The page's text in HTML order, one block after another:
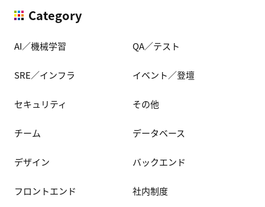
Category
AI／機械学習 QA／テスト
SRE／インフラ イベント／登壇
セキュリティ その他
チーム データベース
デザイン バックエンド
フロントエンド 社内制度